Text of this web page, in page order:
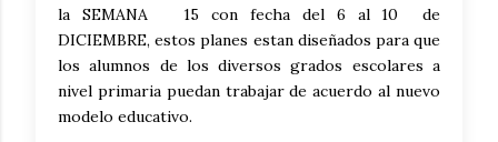
la SEMANA 15 con fecha del 6 al 10 de
DICIEMBRE, estos planes estan diseñados para que
los alumnos de los diversos grados escolares a
nivel primaria puedan trabajar de acuerdo al nuevo
modelo educativo.